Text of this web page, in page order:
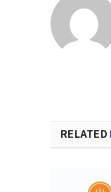
RELATED